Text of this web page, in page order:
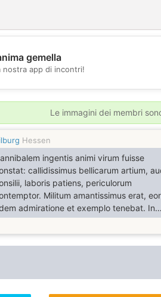
💕
gemella
nostra app di incontri!
Le immagini dei membri
Hessen
ingentis animi virum fuisse
callidissimus bellicarum artium,
laboris patiens, periculorum
Militum amantissimus erat,
admiratione et exemplo tenebat. In
saevus, in suos benignus; nec
metus eum a proposito avertit.